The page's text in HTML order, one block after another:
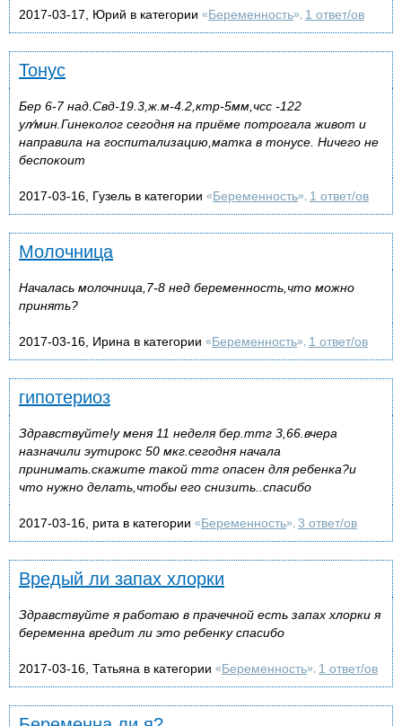
2017-03-17, Юрий в категории «Беременность», 1 ответ/ов
Тонус
Бер 6-7 над.Свд-19.3,ж.м-4.2,ктр-5мм,чсс -122
ул⁄мин.Гинеколог сегодня на приёме потрогала живот и
направила на госпитализацию,матка в тонусе. Ничего не
беспокоит
2017-03-16, Гузель в категории «Беременность», 1 ответ/ов
Молочница
Началась молочница,7-8 нед беременность,что можно
принять?
2017-03-16, Ирина в категории «Беременность», 1 ответ/ов
гипотериоз
Здравствуйте!у меня 11 неделя бер.ттг 3,66.вчера
назначили эутирокс 50 мкг.сегодня начала
принимать.скажите такой ттг опасен для ребенка?и
что нужно делать,чтобы его снизить..спасибо
2017-03-16, рита в категории «Беременность», 3 ответ/ов
Вредый ли запах хлорки
Здравствуйте я работаю в прачечной есть запах хлорки я
беременна вредит ли это ребенку спасибо
2017-03-16, Татьяна в категории «Беременность», 1 ответ/ов